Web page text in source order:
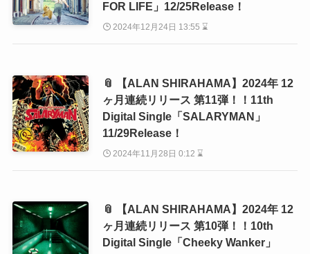
FOR LIFE」12/25Release！
2024年12月24日 13:55 ⌛
📎 【ALAN SHIRAHAMA】2024年 12
ヶ月連続リリース 第11弾！！11th
Digital Single「SALARYMAN」
11/29Release！
2024年11月28日 0:12 ⌛
📎 【ALAN SHIRAHAMA】2024年 12
ヶ月連続リリース 第10弾！！10th
Digital Single「Cheeky Wanker」